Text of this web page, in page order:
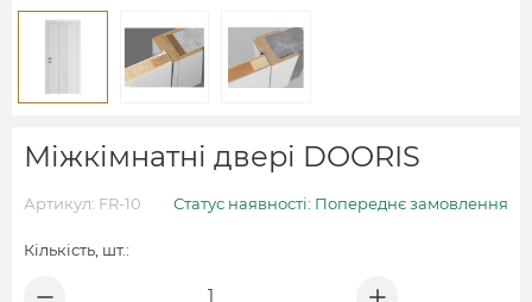
Міжкімнатні двері DOORIS
Артикул: FR-10 Статус наявності: Попереднє замовлення
Кількість, шт.: